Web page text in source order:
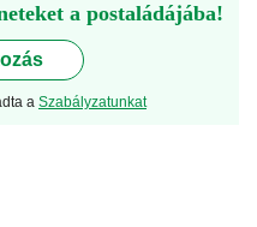
a postaládájába!
a Szabályzatunkat